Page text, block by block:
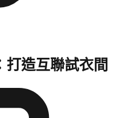
造互聯試衣間